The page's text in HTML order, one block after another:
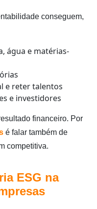
conseguem,
água e matérias-
e reter talentos
e investidores
financeiro. Por
é falar também de
competitiva.
ESG na